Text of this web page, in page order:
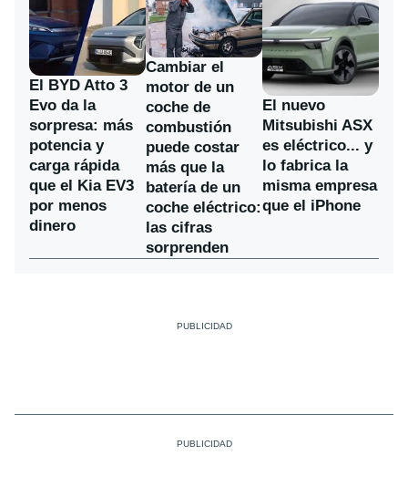
El BYD Atto 3
Evo da la
sorpresa: más
potencia y
carga rápida
que el Kia EV3
por menos
dinero
Cambiar el
motor de un
coche de
combustión
puede costar
más que la
batería de un
coche eléctrico:
las cifras
sorprenden
El nuevo
Mitsubishi ASX
es eléctrico... y
lo fabrica la
misma empresa
que el iPhone